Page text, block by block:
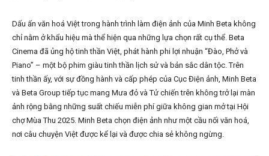
Dấu ấn văn hoá Việt trong hành trình làm điện ảnh của Minh Beta không
chỉ nằm ở khẩu hiệu mà thể hiện qua những lựa chọn rất cụ thể. Beta
Cinema đã ủng hộ tinh thần Việt, phát hành phi lợi nhuận “Đào, Phở và
Piano” – một bộ phim giàu tinh thần lịch sử và bản sắc dân tộc. Trên
tinh thần ấy, với sự đồng hành và cấp phép của Cục Điện ảnh, Minh Beta
và Beta Group tiếp tục mang Mưa đỏ và Tử chiến trên không trở lại màn
ảnh rộng bằng những suất chiếu miễn phí giữa không gian mở tại Hội
chợ Mùa Thu 2025. Minh Beta chọn điện ảnh như một cầu nối văn hoá,
nơi câu chuyện Việt được kể lại và được chia sẻ không ngừng.